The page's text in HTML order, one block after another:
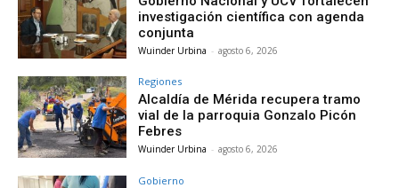
investigación científica con agenda
conjunta
Wuinder Urbina - agosto 6, 2026
Regiones
Alcaldía de Mérida recupera tramo
vial de la parroquia Gonzalo Picón
Febres
Wuinder Urbina - agosto 6, 2026
Gobierno